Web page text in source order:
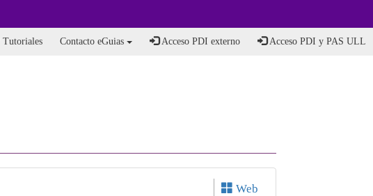
Tutoriales Contacto eGuias Acceso PDI externo Acceso PDI y PAS ULL
Web